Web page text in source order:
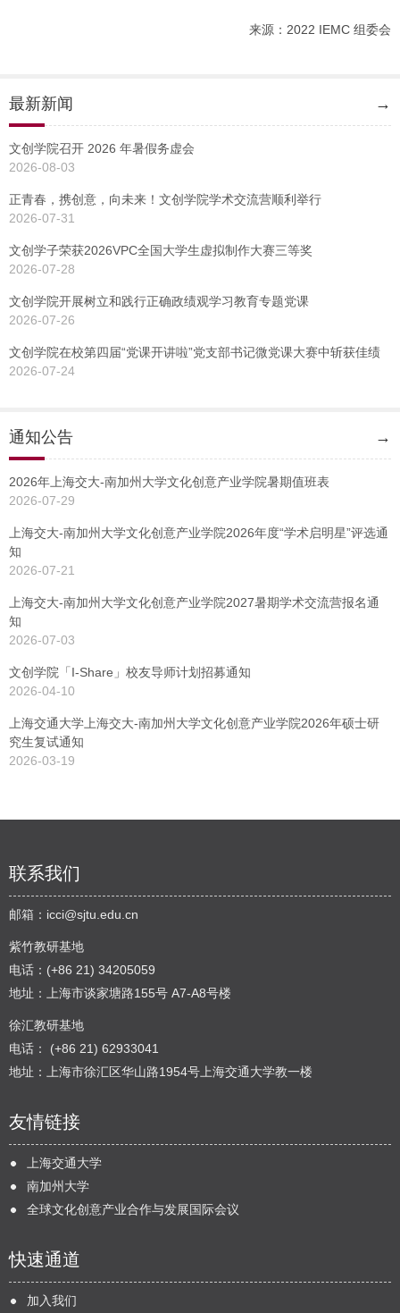
来源：2022 IEMC 组委会
最新新闻 →
文创学院召开 2026 年暑假务虚会
2026-08-03
正青春，携创意，向未来！文创学院学术交流营顺利举行
2026-07-31
文创学子荣获2026VPC全国大学生虚拟制作大赛三等奖
2026-07-28
文创学院开展树立和践行正确政绩观学习教育专题党课
2026-07-26
文创学院在校第四届“党课开讲啦”党支部书记微党课大赛中斩获佳绩
2026-07-24
通知公告 →
2026年上海交大-南加州大学文化创意产业学院暑期值班表
2026-07-29
上海交大-南加州大学文化创意产业学院2026年度“学术启明星”评选通
知
2026-07-21
上海交大-南加州大学文化创意产业学院2027暑期学术交流营报名通
知
2026-07-03
文创学院「I-Share」校友导师计划招募通知
2026-04-10
上海交通大学上海交大-南加州大学文化创意产业学院2026年硕士研
究生复试通知
2026-03-19
联系我们
邮箱： icci@sjtu.edu.cn
紫竹教研基地
电话：(+86 21) 34205059
地址：上海市谈家塘路155号 A7-A8号楼
徐汇教研基地
电话： (+86 21) 62933041
地址：上海市徐汇区华山路1954号上海交通大学教一楼
友情链接
上海交通大学
南加州大学
全球文化创意产业合作与发展国际会议
快速通道
加入我们